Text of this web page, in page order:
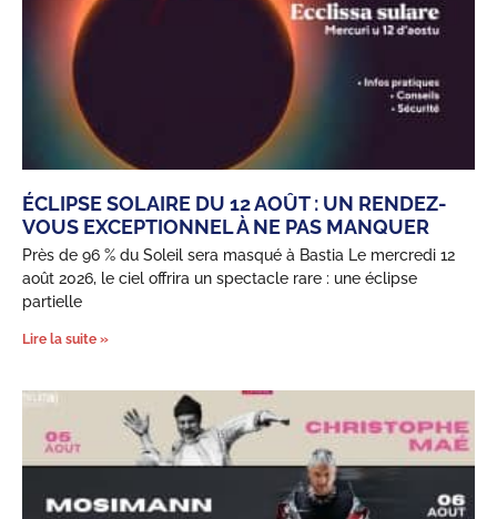
ÉCLIPSE SOLAIRE DU 12 AOÛT : UN RENDEZ-
VOUS EXCEPTIONNEL À NE PAS MANQUER
Près de 96 % du Soleil sera masqué à Bastia Le mercredi 12
août 2026, le ciel offrira un spectacle rare : une éclipse
partielle
Lire la suite »